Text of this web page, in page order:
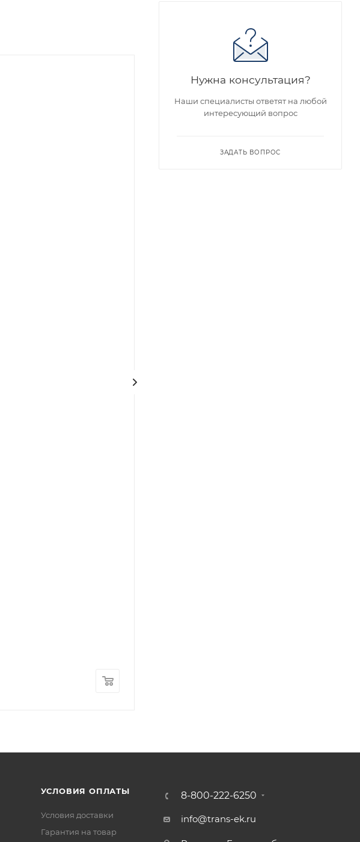
Нужна консультация?
Наши специалисты ответят на любой
интересующий вопрос
ЗАДАТЬ ВОПРОС
УСЛОВИЯ ОПЛАТЫ
Условия доставки
Гарантия на товар
8-800-222-6250
info@trans-ek.ru